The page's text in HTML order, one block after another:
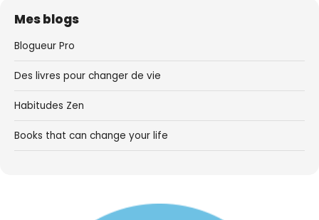
Mes blogs
Blogueur Pro
Des livres pour changer de vie
Habitudes Zen
Books that can change your life